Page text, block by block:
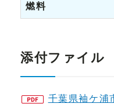
燃料
添付ファイル
千葉県袖ケ浦